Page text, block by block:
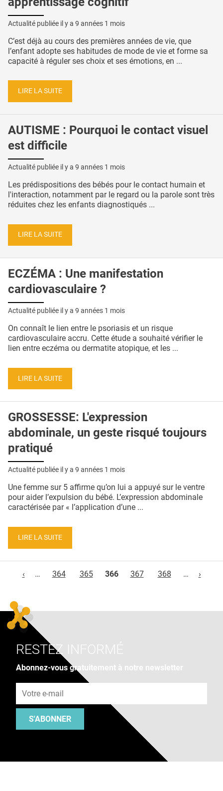
Actualité publiée il y a 9 années 1 mois
C’est déjà au cours des premières années de vie, que
l’enfant adopte ses habitudes de mode de vie et forme sa
capacité à réguler ses choix et ses émotions, en ...
LIRE LA SUITE
AUTISME : Pourquoi le contact visuel
est difficile
Actualité publiée il y a 9 années 1 mois
Les prédispositions des bébés pour le contact humain et
l'interaction, notamment par le regard ou la parole sont très
réduites chez les enfants diagnostiqués ...
LIRE LA SUITE
ECZÉMA : Une manifestation
cardiovasculaire ?
Actualité publiée il y a 9 années 1 mois
On connaît le lien entre le psoriasis et un risque
cardiovasculaire accru. Cette étude a souhaité vérifier le
lien entre eczéma ou dermatite atopique, et les ...
LIRE LA SUITE
GROSSESSE: L'expression
abdominale, un geste risqué toujours
pratiqué
Actualité publiée il y a 9 années 1 mois
Une femme sur 5 affirme qu’on lui a appuyé sur le ventre
pour aider l’expulsion du bébé. L’expression abdominale
caractérisée par « l’application d’une ...
LIRE LA SUITE
‹
… 364 365 366 367 368 … ›
RESTEZ INFORMÉ
Abonnez-vous gratuitement à notre newsletter
S'ABONNER